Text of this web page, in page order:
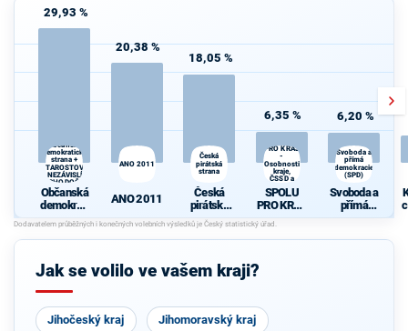
29,93 %
Občanská
demokratická
strana +
STAROSTOVÉ
A NEZÁVISLÍ a
VÝCHODOČEŠI
Občanská
demokrati
cká strana
+
STAROST
NEZÁVISL
VÝCHODO
ČEŠI
20,38 %
ANO 2011
ANO 2011
18,05 %
Česká
pirátská
strana
Česká
pirátská
strana
6,35 %
PRO KRAJ
-
Osobnosti
kraje,
ČSSD a
SPOLU
PRO KRAJ
Osobnosti
kraje,
6,20 %
Svoboda a
přímá
demokracie
(SPD)
Svoboda a
přímá
demokraci
Jak se volilo ve vašem kraji?
Jihočeský kraj Jihomoravský kraj